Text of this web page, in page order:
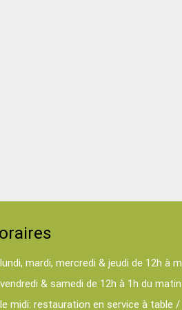
lundi, mardi, mercredi & jeudi de 12h à
vendredi & samedi de 12h à 1h du matin
le midi: restauration en service à table /